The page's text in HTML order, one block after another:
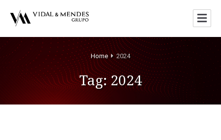
Home 2024
Tag:2024